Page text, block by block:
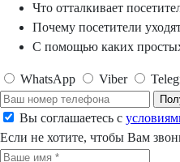
Что отталкивает
Почему посетители
С помощью каких
WhatsApp Viber
Вы соглашаетесь с
Если не хотите, чтобы Вам